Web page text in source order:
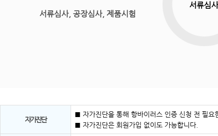
서류심사, 공장심사, 제품시험
서류심사
자가진단
■ 자가진단을 통해 항바이러스 인증 신청 전 필요
■ 자가진단은 회원가입 없이도 가능합니다.